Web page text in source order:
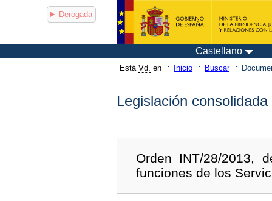
Castellano
Está Vd. en Inicio Buscar
Legislación consolidada
Orden INT/28/2013,
funciones de los
Derogada